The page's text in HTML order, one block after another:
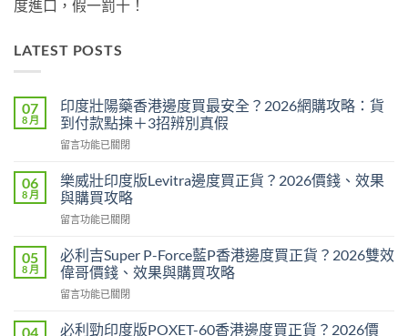
度進口，假一罰十！
LATEST POSTS
07
8 月
印度壯陽藥香港邊度買最安全？2026網購攻略：貨
到付款點揀＋3招辨別真假
在
度
壯
陽
藥
港
邊
度
買
安
留言功能已關閉
06
8 月
樂威壯印度版Levitra邊度買正貨？2026價錢、效果
與購買攻略
在
威
壯
印
度
Levitra
留言功能已關閉
05
8 月
必利吉Super P-Force藍P香港邊度買正貨？2026雙效
偉哥價錢、效果與購買攻略
在
利
留言功能已關閉
04 必利勁印度版POXET-60香港邊度買正貨？2026價